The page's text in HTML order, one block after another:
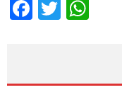
Facebook
Twitter